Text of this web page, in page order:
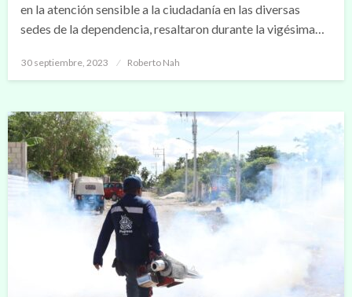
en la atención sensible a la ciudadanía en las diversas
sedes de la dependencia, resaltaron durante la vigésima…
Publicado
30 septiembre, 2023 Roberto Nah